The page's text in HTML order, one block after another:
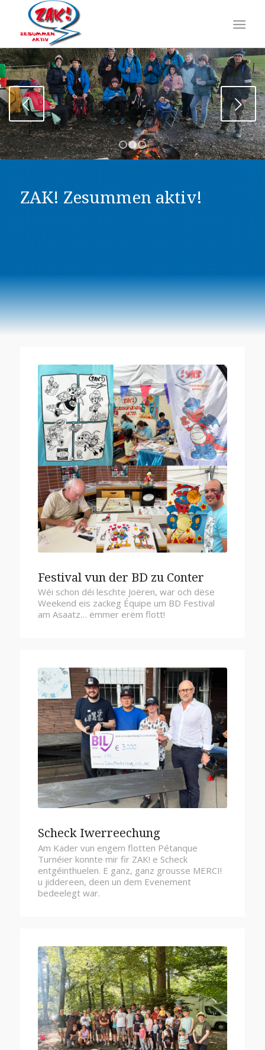
Next
1 2 3
ZAK! Zesummen aktiv!
Festival vun der BD zu Conter
Wéi schon déi leschte Joëren, war och dëse
Weekend eis zackeg Équipe um BD Festival
am Asaatz… ëmmer erëm flott!
Scheck Iwerreechung
Am Kader vun engem flotten Pétanque
Turnéier konnte mir fir ZAK! e Scheck
entgéinthuelen. E ganz, ganz grousse MERCI!
u jiddereen, deen un dem Evenement
bedeelegt war.